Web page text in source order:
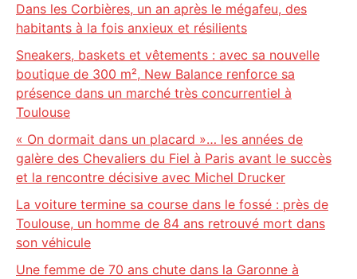
Dans les Corbières, un an après le mégafeu, des
habitants à la fois anxieux et résilients
Sneakers, baskets et vêtements : avec sa nouvelle
boutique de 300 m², New Balance renforce sa
présence dans un marché très concurrentiel à
Toulouse
« On dormait dans un placard »… les années de
galère des Chevaliers du Fiel à Paris avant le succès
et la rencontre décisive avec Michel Drucker
La voiture termine sa course dans le fossé : près de
Toulouse, un homme de 84 ans retrouvé mort dans
son véhicule
Une femme de 70 ans chute dans la Garonne à